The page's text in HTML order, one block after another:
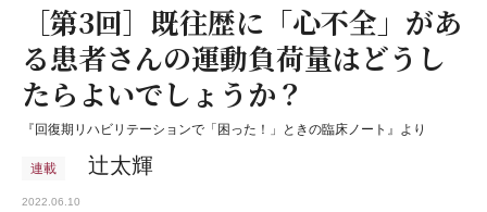
［第3回］既往歴に「心不全」があ
る患者さんの運動負荷量はどうし
たらよいでしょうか？
『回復期リハビリテーションで「困った！」ときの臨床ノート』より
連載 辻太輝
2022.06.10